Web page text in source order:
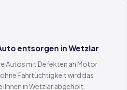
entsorgen in Wetzlar
Autos mit Defekten an Motor
Fahrtüchtigkeit wird das
Ihnen in Wetzlar abgeholt.